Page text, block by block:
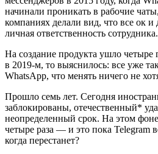
начинали проникать в рабочие
компаниях делали вид, что все ок
личная ответственность сотрудника.
На создание продукта ушло четыре
в 2019-м, то выяснилось: все уже
WhatsApp, что менять ничего не
Прошло семь лет. Сегодня
заблокированы, отечественный*
неопределенный срок. На этом
четыре раза — и это пока Telegram
когда перестанет?